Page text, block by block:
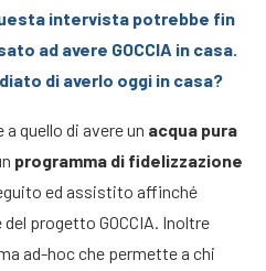
intervista potrebbe fin
ad avere GOCCIA in casa.
di averlo oggi in casa?
quello di avere un acqua pura
programma di fidelizzazione
ed assistito affinché
progetto GOCCIA. Inoltre
ad-hoc che permette a chi